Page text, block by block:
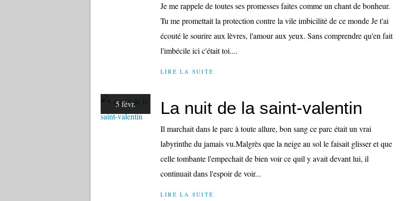
Je me rappele de toutes ses promesses faites comme un chant de bonheur.
Tu me promettait la protection contre la vile imbicilité de ce monde Je t'ai
écouté le sourire aux lèvres, l'amour aux yeux. Sans comprendre qu'en fait
l'imbécile ici c'était toi....
LIRE LA SUITE
5 févr. La nuit de la saint-valentin
Il marchait dans le parc à toute allure, bon sang ce parc était un vrai
labyrinthe du jamais vu.Malgrès que la neige au sol le faisait glisser et que
celle tombante l'empechait de bien voir ce quil y avait devant lui, il
continuait dans l'espoir de voir...
LIRE LA SUITE